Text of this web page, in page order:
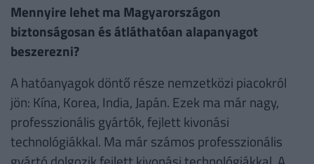
Mennyire lehet ma Magyarországon
biztonságosan és átláthatóan alapanyagot
beszerezni?
A hatóanyagok döntő része nemzetközi piacokról
jön: Kína, Korea, India, Japán. Ezek ma már nagy,
professzionális gyártók, fejlett kivonási
technológiákkal. Ma már számos professzionális